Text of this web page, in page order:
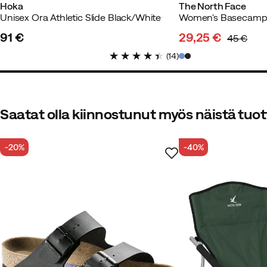
Taru R
Kevyet ja hyvin istuvat mukavat
3 vuotta sitten
Kevyet ja mukavat. Kestää vettä.
Sopivuus: Odotetusti
Hoka
Unisex Ora Athletic Slide Black/White
91 €
(14)
The North Face
discounted
price
29,25 €
original
price
45 €
Saatat olla kiinnostunut myös näistä
-20% -40%